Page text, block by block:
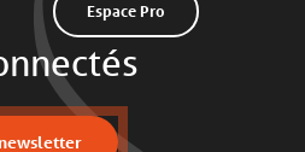
Espace Pro
newsletter